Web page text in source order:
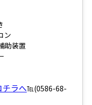
ン
助装置
ラへ℡(0586-68-